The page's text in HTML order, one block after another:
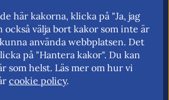
EU-rätten
Utan personnummer i
Sverige >
här kakorna, klicka på "Ja, jag
också välja bort kakor som inte är
använda webbplatsen. Det
på "Hantera kakor". Du kan
som helst. Läs mer om hur vi
cookie policy.